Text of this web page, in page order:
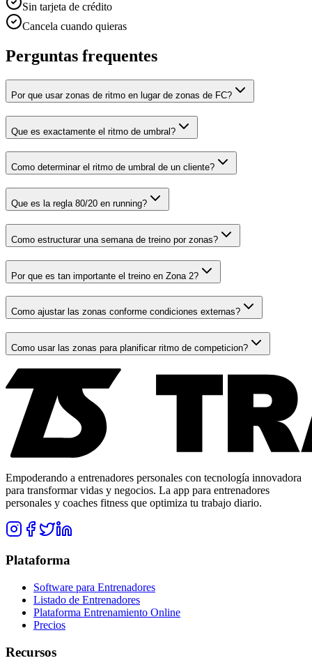
Sin tarjeta de crédito
Cancela cuando quieras
Perguntas frequentes
Por que usar zonas de ritmo en lugar de zonas de FC?
Que es exactamente el ritmo de umbral?
Como determinar el ritmo de umbral de un cliente?
Que es la regla 80/20 en running?
Como estructurar una semana de treino por zonas?
Por que es tan importante el treino en Zona 2?
Como ajustar las zonas conforme condiciones externas?
Como usar las zonas para planificar ritmo de competicion?
Empoderando a entrenadores personales con tecnología innovadora
para transformar vidas y negocios. La app para entrenadores
personales y coaches fitness que optimiza tu trabajo diario.
Plataforma
Software para Entrenadores
Listado de Entrenadores
Plataforma Entrenamiento Online
Precios
Recursos